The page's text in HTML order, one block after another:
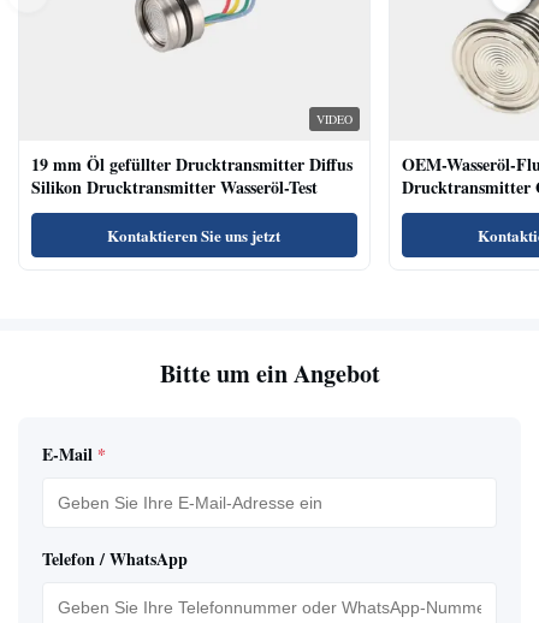
VIDEO
19 mm Öl gefüllter Drucktransmitter Diffus
Silikon Drucktransmitter Wasseröl-Test
Kontaktieren Sie uns jetzt
OEM-Wasseröl-
Drucktransmitter
Bitte um ein Angebot
E-Mail *
Telefon / WhatsApp